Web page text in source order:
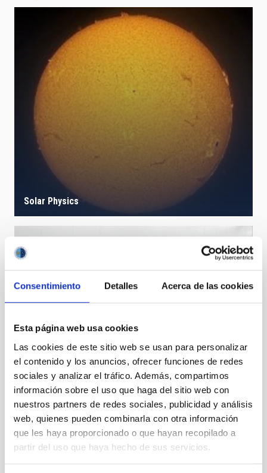
Consentimiento Detalles Acerca de las cookies
Esta página web usa cookies
Las cookies de este sitio web se usan para personalizar
el contenido y los anuncios, ofrecer funciones de redes
sociales y analizar el tráfico. Además, compartimos
información sobre el uso que haga del sitio web con
nuestros partners de redes sociales, publicidad y análisis
web, quienes pueden combinarla con otra información
que les haya proporcionado o que hayan recopilado a
partir del uso que haya hecho de sus servicios.
Solar Physics
Gallería NRT